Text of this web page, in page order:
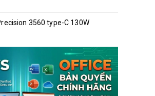
3560 type-C 130W